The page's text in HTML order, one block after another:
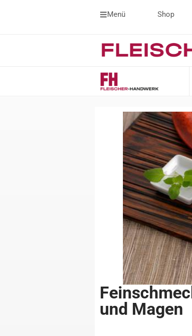
Menü Shop
und Magen